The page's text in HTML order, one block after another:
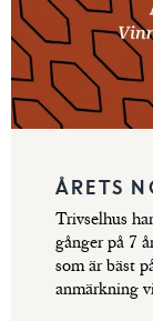
ÅRETS
Trivselhus
gånger på 7
som är bäst
anmärkning